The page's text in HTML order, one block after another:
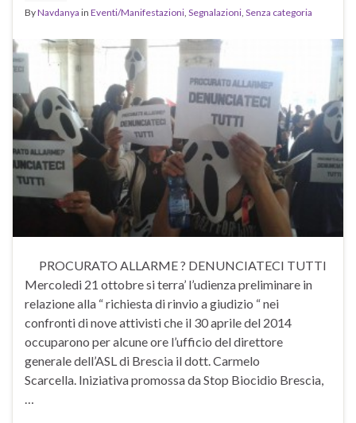
ByNavdanya in Eventi/Manifestazioni Segnalazioni Senza categoria
PROCURATO ALLARME ? DENUNCIATECI TUTTI
Mercoledi 21 ottobre si terra’ l’udienza preliminare in
relazione alla “ richiesta di rinvio a giudizio “ nei
confronti di nove attivisti che il 30 aprile del 2014
occuparono per alcune ore l’ufficio del direttore
generale dell’ASL di Brescia il dott. Carmelo
Scarcella. Iniziativa promossa da Stop Biocidio Brescia,
…